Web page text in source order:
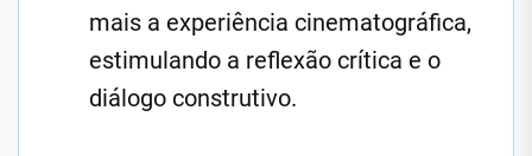
mais a experiência cinematográfica,
estimulando a reflexão crítica e o
diálogo construtivo.